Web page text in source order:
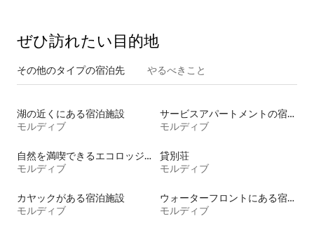
ぜひ訪⁠れ⁠た⁠い目⁠的⁠地
その他のタ⁠イ⁠プ⁠の宿⁠泊⁠先 やるべきこと
湖の近くにある宿泊施設
モルディブ
サービスアパートメントの宿泊施設
モルディブ
自然を満喫できるエコロッジの宿泊施設
モルディブ
貸別荘
モルディブ
カヤックがある宿泊施設
モルディブ
ウォーターフロントにある宿泊施設
モルディブ